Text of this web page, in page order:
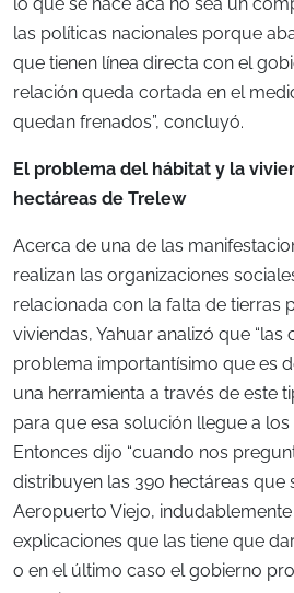
las políticas nacionales porque
que tienen línea directa con el
relación queda cortada en el
quedan frenados”, concluyó.
El problema del hábitat y la
hectáreas de Trelew
Acerca de una de las
realizan las organizaciones
relacionada con la falta de tierras
viviendas, Yahuar analizó que “las
problema importantísimo que es
una herramienta a través de este
para que esa solución llegue a los
Entonces dijo “cuando nos
distribuyen las 390 hectáreas que
Aeropuerto Viejo,
explicaciones que las tiene que
o en el último caso el gobierno